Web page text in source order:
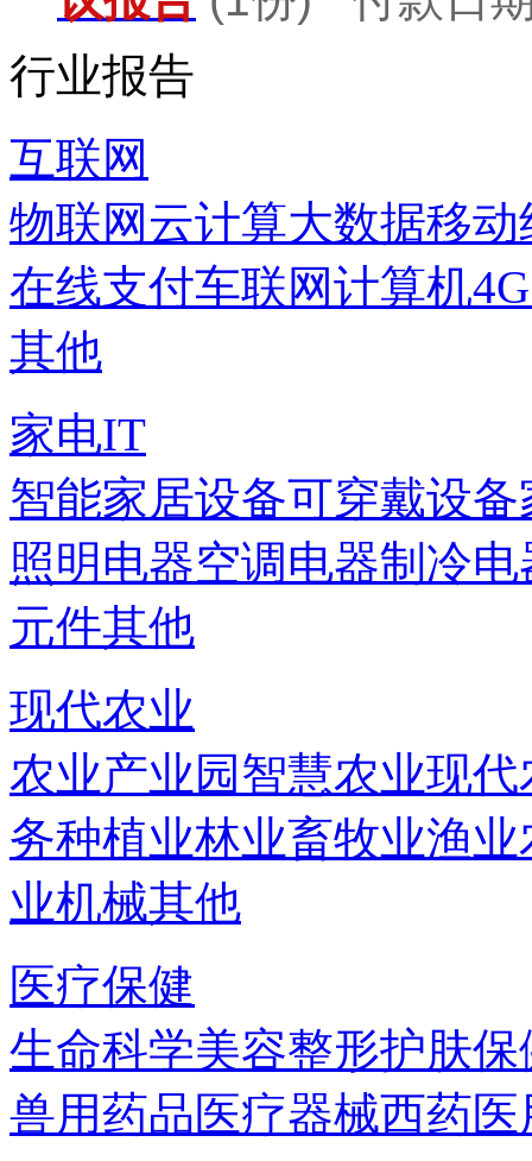
行业报告
互联网
物联网 云计算大数据移动
在线支付车联网计算机
其他
家电IT
智能家居设备可穿戴设备
照明电器空调电器制冷电
元件其他
现代农业
农业产业园智慧农业现代
务种植业林业畜牧业渔业
业机械其他
医疗保健
生命科学美容整形护肤保
兽用药品医疗器械西药